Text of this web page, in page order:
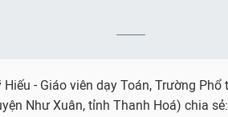
- Giáo viên dạy Toán, Trường
Như Xuân, tỉnh Thanh Hoá) chia